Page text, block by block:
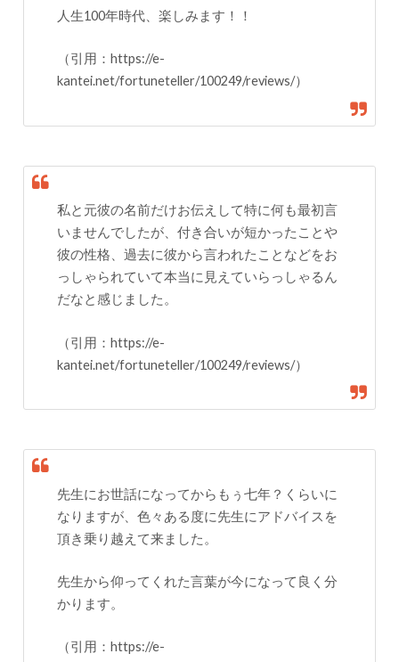
人生100年時代、楽しみます！！
（引用：https://e-
kantei.net/fortuneteller/100249/reviews/）
私と元彼の名前だけお伝えして特に何も最初言
いませんでしたが、付き合いが短かったことや
彼の性格、過去に彼から言われたことなどをお
っしゃられていて本当に見えていらっしゃるん
だなと感じました。
（引用：https://e-
kantei.net/fortuneteller/100249/reviews/）
先生にお世話になってからもぅ七年？くらいに
なりますが、色々ある度に先生にアドバイスを
頂き乗り越えて来ました。
先生から仰ってくれた言葉が今になって良く分
かります。
（引用：https://e-